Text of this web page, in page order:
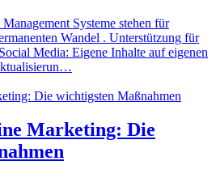
Systeme stehen für
Wandel . Unterstützung für
Media: Eigene Inhalte auf eigenen
Marketing: Die